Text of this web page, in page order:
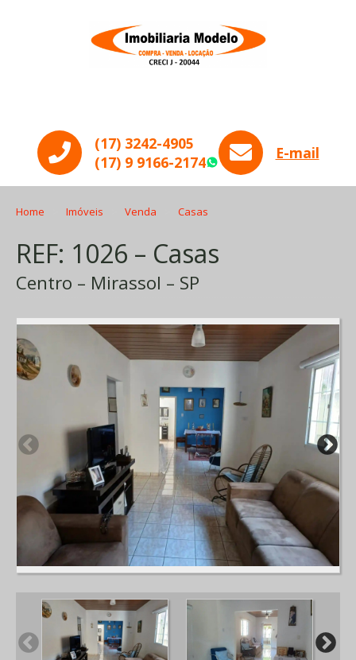
(17) 3242-4905
(17) 9 9166-2174
WhatsApp
E-mail
Home Imóveis Venda Casas
REF: 1026 – Casas
Centro – Mirassol – SP